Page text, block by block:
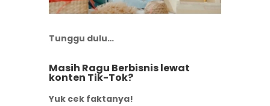
Tunggu dulu…
Masih Ragu Berbisnis lewat
konten Tik-Tok?
Yuk cek faktanya!